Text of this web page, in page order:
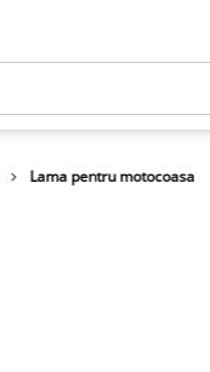
Lama pentru motocoasa